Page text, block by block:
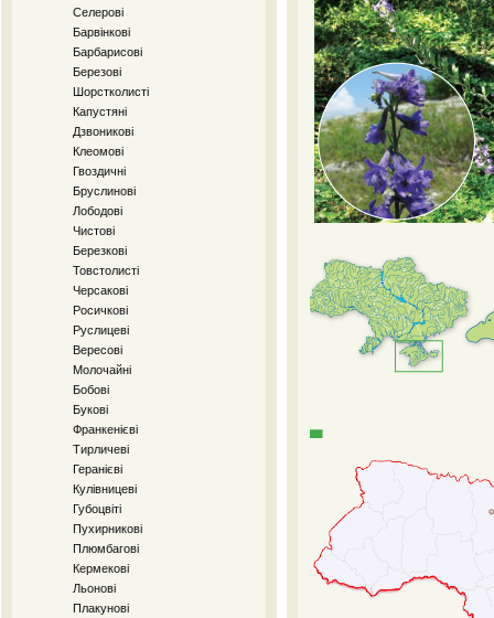
Селерові
Барвінкові
Барбарисові
Березові
Шорстколисті
Капустяні
Дзвоникові
Клеомові
Гвоздичні
Бруслинові
Лободові
Чистові
Березкові
Товстолисті
Черсакові
Росичкові
Руслицеві
Вересові
Молочайні
Бобові
Букові
Франкенієві
Тирличеві
Геранієві
Кулівницеві
Губоцвіті
Пухирникові
Плюмбагові
Кермекові
Льонові
Плакунові